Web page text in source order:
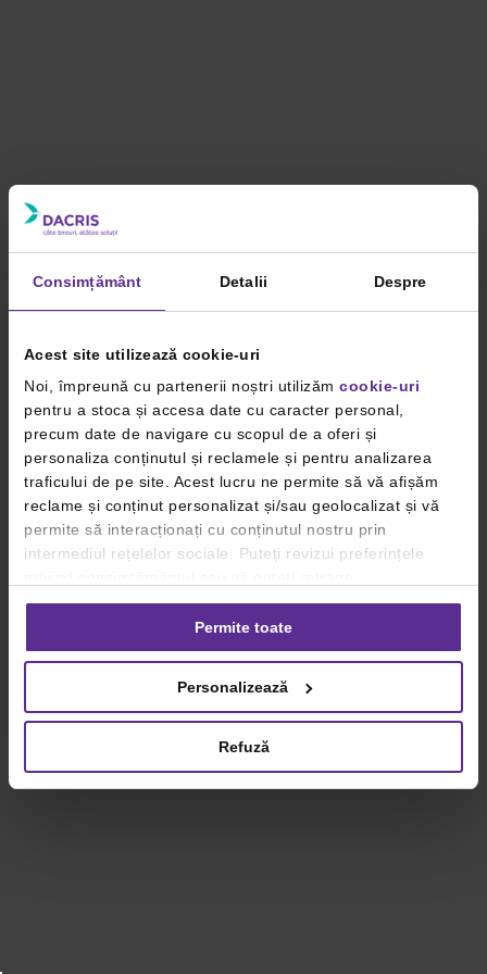
Consimțământ Detalii Despre
Acest site utilizează cookie-uri
Noi, împreună cu partenerii noștri utilizăm cookie-uri
pentru a stoca și accesa date cu caracter personal,
precum date de navigare cu scopul de a oferi și
personaliza conținutul și reclamele și pentru analizarea
traficului de pe site. Acest lucru ne permite să vă afișăm
reclame și conținut personalizat și/sau geolocalizat și vă
permite să interacționați cu conținutul nostru prin
intermediul rețelelor sociale. Puteți revizui preferințele
consimțământul oricând, făcând click pe linkul către
setările dvs. de cookie-uri.
privind utilizarea modulelor cookie.Detalii
Permite toate
Personalizează
Refuză